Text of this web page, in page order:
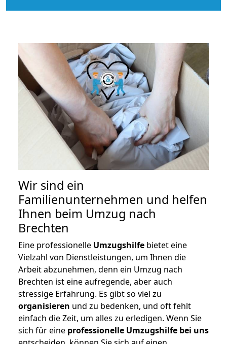
Wir sind ein
Familienunternehmen und helfen
Ihnen beim Umzug nach
Brechten
Eine professionelle Umzugshilfe bietet eine
Vielzahl von Dienstleistungen, um Ihnen die
Arbeit abzunehmen, denn ein Umzug nach
Brechten ist eine aufregende, aber auch
stressige Erfahrung. Es gibt so viel zu
organisieren und zu bedenken, und oft fehlt
einfach die Zeit, um alles zu erledigen. Wenn Sie
sich für eine professionelle Umzugshilfe bei uns